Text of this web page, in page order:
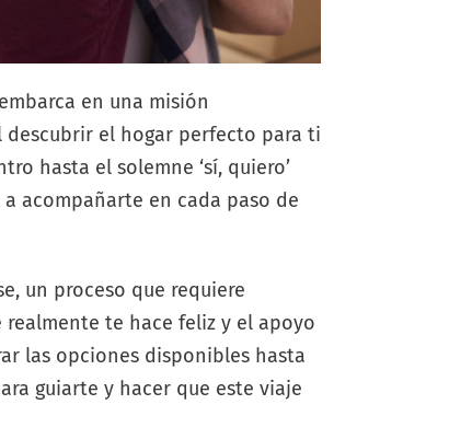
en una misión
el hogar perfecto para ti
hasta el solemne ‘sí, quiero’
acompañarte en cada paso de
un proceso que requiere
te hace feliz y el apoyo
las opciones disponibles hasta
guiarte y hacer que este viaje